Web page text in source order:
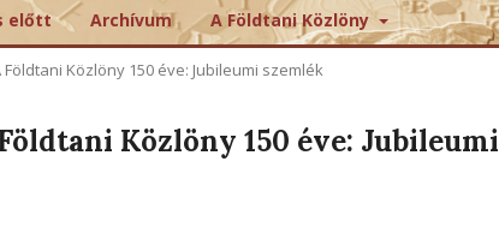
előtt Archívum A Földtani Közlöny
Földtani Közlöny 150 éve: Jubileumi szemlék
Közlöny 150 éve: Jubileumi